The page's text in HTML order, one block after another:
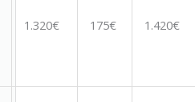
1.320€ 175€ 1.420€